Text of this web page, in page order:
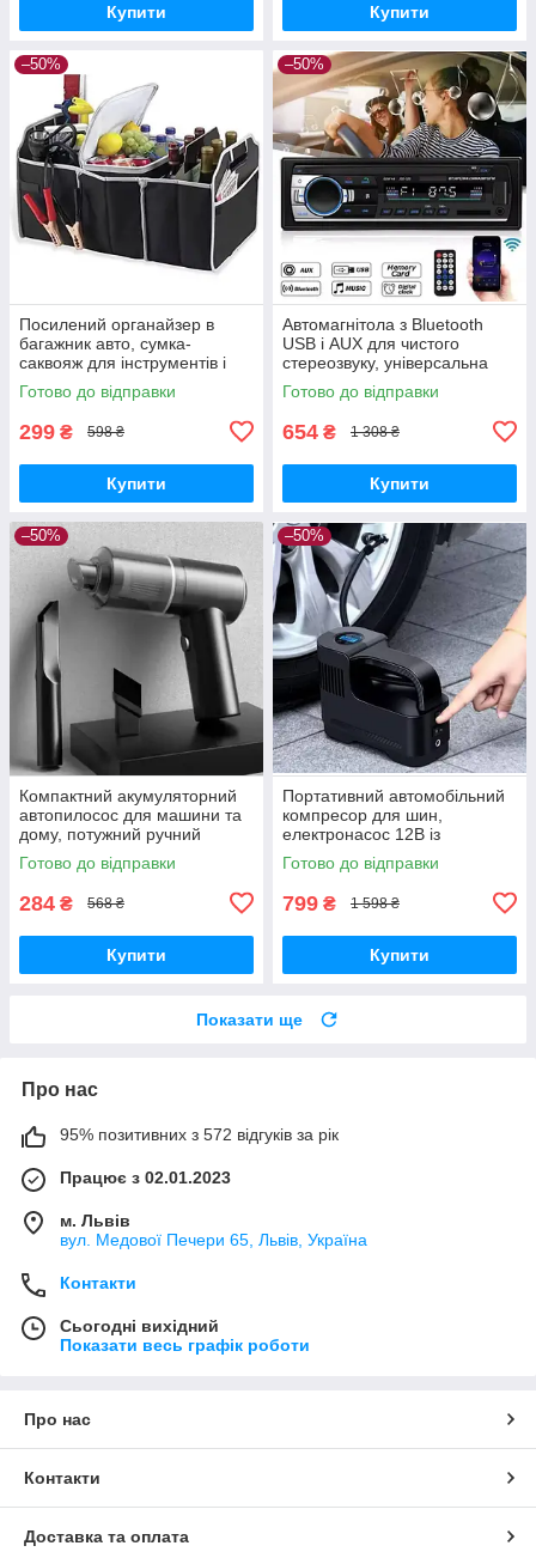
Купити Купити
–50%
Посилений органайзер в
багажник авто, сумка-
саквояж для інструментів і
речей, чорний кейс для
автомобіля.
Готово до відправки
299 ₴ 598 ₴
Купити
–50%
Автомагнітола з Bluetooth
USB і AUX для чистого
стереозвуку, універсальна
1DIN магнітола з FM і MP3-
плеєром
Готово до відправки
654 ₴ 1 308 ₴
Купити
–50%
Компактний акумуляторний
автопилосос для машини та
дому, потужний ручний
пилосос з насадками та
фільтром для прибирання
Готово до відправки
284 ₴ 568 ₴
Купити
–50%
Портативний автомобільний
компресор для шин,
електронасос 12В із
манометром, насос для
підкачування коліс,
Готово до відправки
799 ₴ 1 598 ₴
Купити
Показати ще
Про нас
95% позитивних з 572 відгуків за рік
Працює з 02.01.2023
м. Львів
вул. Медової Печери 65, Львів, Україна
Контакти
Сьогодні вихідний
Показати весь графік роботи
Про нас
Контакти
Доставка та оплата